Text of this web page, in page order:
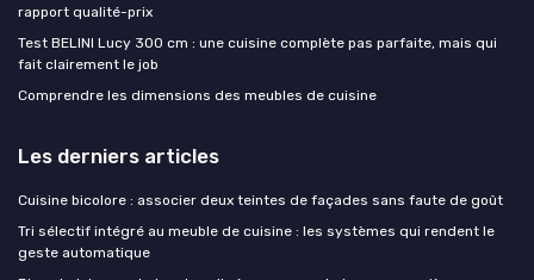
rapport qualité-prix
Test BELINI Lucy 300 cm : une cuisine complète pas parfaite, mais qui
fait clairement le job
Comprendre les dimensions des meubles de cuisine
Les derniers articles
Cuisine bicolore : associer deux teintes de façades sans faute de goût
Tri sélectif intégré au meuble de cuisine : les systèmes qui rendent le
geste automatique